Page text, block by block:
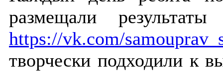
размещали
https://vk.com/
творчески подходили к